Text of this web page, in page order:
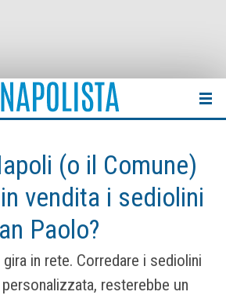
(o il Comune)
vendita i sediolini
Paolo?
in rete. Corredare i sediolini
resterebbe un